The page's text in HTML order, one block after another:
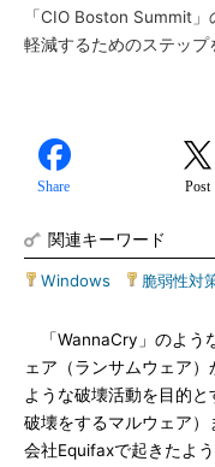
「CIO Boston Summit
軽減するためのステップ
Share Post
関連キーワード
Windows 脆弱性対
「WannaCry」のよう
ェア（ランサムウェア
ような破壊活動を目的
破壊をするマルウェア
会社Equifaxで起きたよ